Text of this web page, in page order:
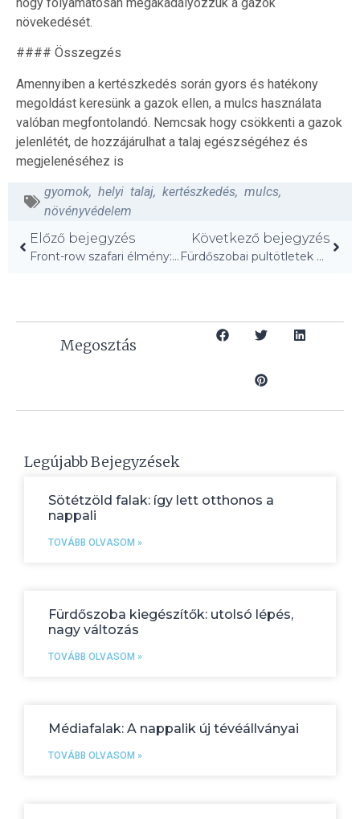
növekedését.
#### Összegzés
Amennyiben a kertészkedés során gyors és hatékony
megoldást keresünk a gazok ellen, a mulcs használata
valóban megfontolandó. Nemcsak hogy csökkenti a gazok
jelenlétét, de hozzájárulhat a talaj egészségéhez és
megjelenéséhez is
gyomok, helyi talaj, kertészkedés, mulcs,
növényvédelem
Előző bejegyzés
Front-row szafari élmény: Fedezd fel a vadont!
Következő bejegyzés
Fürdőszobai pultötletek 2026-ra: Új trendek a régi helyett!
Megosztás
Legújabb Bejegyzések
Sötétzöld falak: így lett otthonos a
nappali
TOVÁBB OLVASOM »
Fürdőszoba kiegészítők: utolsó lépés,
nagy változás
TOVÁBB OLVASOM »
Médiafalak: A nappalik új tévéállványai
TOVÁBB OLVASOM »